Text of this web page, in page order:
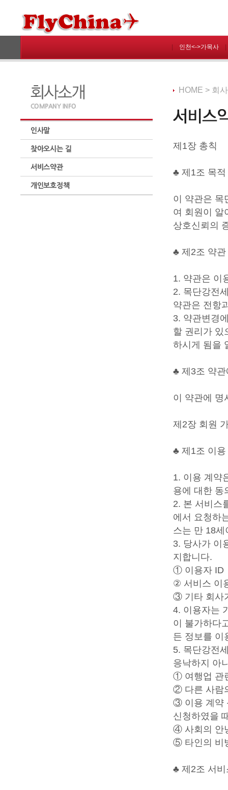
인천<->가목사
HOME > 회
제1장 총칙
♣ 제1조 목적
이 약관은 목
여 회원이 알
상호신뢰의
♣ 제2조 약관
1. 약관은 이
2. 목단강전
약관은 전항
3. 약관변경
할 권리가 있
하시게 됨을
♣ 제3조 약
이 약관에 명
제2장 회원
♣ 제1조 이
1. 이용 계약
용에 대한 동
2. 본 서비스
에서 요청하
스는 만 18
3. 당사가 이
지합니다.
① 이용자 ID
② 서비스 이
③ 기타 회사
4. 이용자는
이 불가하다
든 정보를 이
5. 목단강전
응낙하지 아
① 여행업 관
② 다른 사람
③ 이용 계약
신청하였을
④ 사회의 안
⑤ 타인의 비
♣ 제2조 서비